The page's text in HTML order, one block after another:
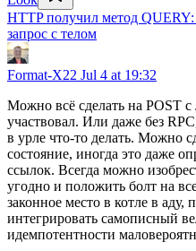
HTTP получил метод QUERY:
запрос с телом
Format-X22 Jul 4 at 19:32
Можно всё сделать на POST с
участвовал. Или даже без
в урле что-то делать. Можно
состояние, иногда это даже
ссылок. Всегда можно
угодно и положить болт на
законное место в котле в
интегрировать самописный
идемпотентности